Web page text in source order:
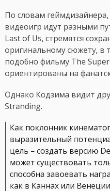
По словам
видеоигр идут разными
Last of Us, стремятся
оригинальному сюжету, в
подобно фильму The
ориентированы на
Однако Кодзима видит
Stranding.
Как поклонник
выразительный
цель – создать версию
может существовать
способна завоевать
как в Каннах или